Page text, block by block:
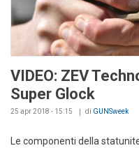
VIDEO: ZEV
Super Glock
25 apr 2018 - 15:15 di GUNSweek
Le componenti della